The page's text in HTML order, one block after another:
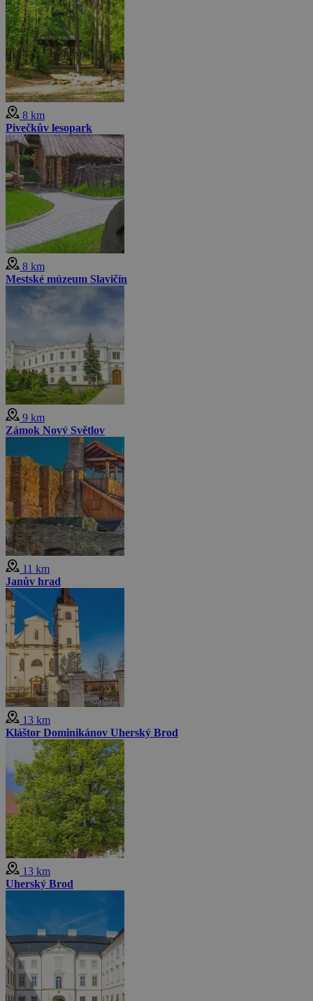
8 km
Pivečkův lesopark
8 km
Mestské múzeum Slavičín
9 km
Zámok Nový Světlov
11 km
Janův hrad
13 km
Kláštor Dominikánov Uherský Brod
13 km
Uherský Brod